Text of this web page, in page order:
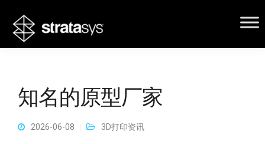
知名的原型厂家
2026-06-08 3D打印资讯